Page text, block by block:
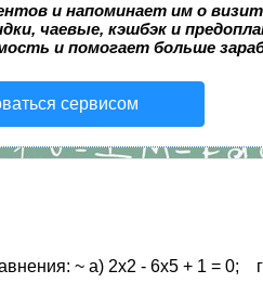
и напоминает им о
чаевые, кэшбэк и
и помогает больше
сервисом
~ а) 2х2 - 6х5 + 1 =